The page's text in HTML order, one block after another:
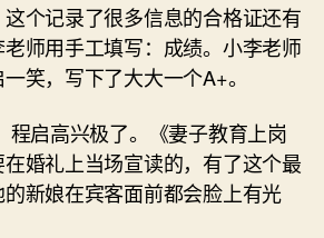
个记录了很多信息的合格证还有
师用手工填写：成绩。小李老师
笑，写下了大大一个A+。
程启高兴极了。《妻子教育上岗
婚礼上当场宣读的，有了这个最
新娘在宾客面前都会脸上有光